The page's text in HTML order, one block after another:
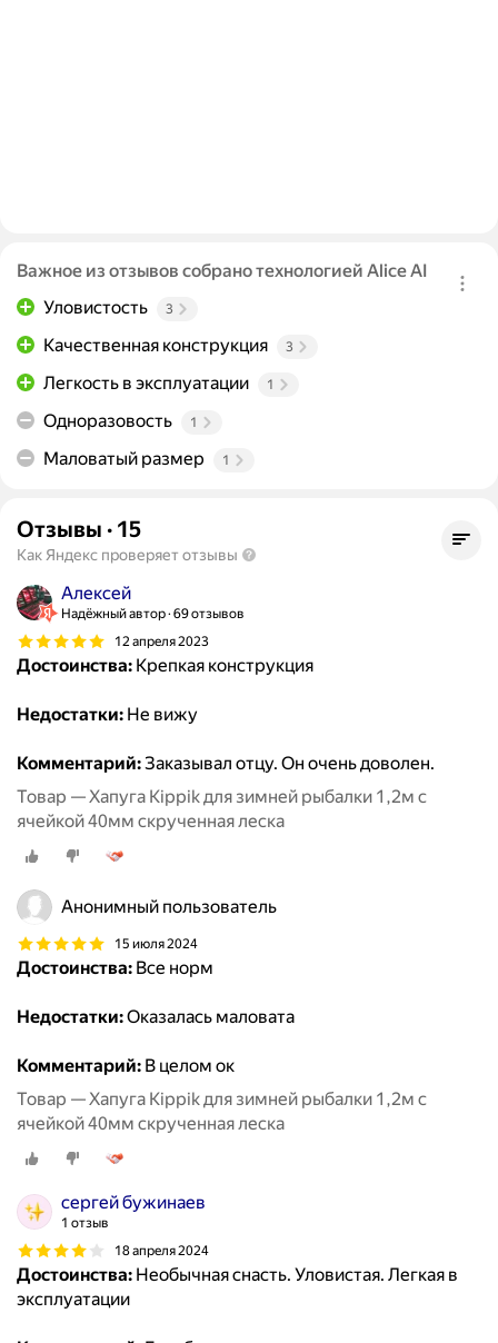
Важное из отзывов собрано технологией Alice AI
Уловистость
3
Качественная конструкция 3
Легкость в эксплуатации 1
Одноразовость 1
Маловатый размер 1
Отзывы · 15
Как Яндекс проверяет отзывы
Алексей
Надёжный автор 69 отзывов
12 апреля 2023
Достоинства: Крепкая конструкция
Недостатки: Не вижу
Комментарий:Заказывал отцу. Он очень доволен.
Товар — Хапуга Kippik для зимней рыбалки 1,2м с
ячейкой 40мм скрученная леска
Анонимный пользователь
15 июля 2024
Достоинства: Все норм
Недостатки:Оказалась маловата
Комментарий: В целом ок
Товар — Хапуга Kippik для зимней рыбалки 1,2м с
ячейкой 40мм скрученная леска
сергей бужинаев
1 отзыв
18 апреля 2024
Достоинства: Необычная снасть. Уловистая. Легкая в
эксплуатации